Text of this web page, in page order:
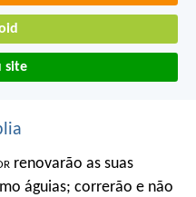
site
renovarão as suas
águias; correrão e não